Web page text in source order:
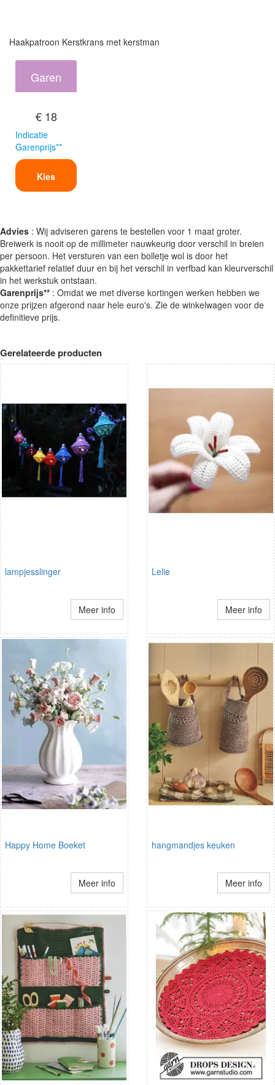
Haakpatroon Kerstkrans met kerstman
Garen
€ 18
Indicatie
Garenprijs**
Kies
Advies : Wij adviseren garens te bestellen voor 1 maat groter.
Breiwerk is nooit op de millimeter nauwkeurig door verschil in breien
per persoon. Het versturen van een bolletje wol is door het
pakkettarief relatief duur en bij het verschil in verfbad kan kleurverschil
in het werkstuk ontstaan.
Garenprijs** : Omdat we met diverse kortingen werken hebben we
onze prijzen afgerond naar hele euro's. Zie de winkelwagen voor de
definitieve prijs.
Gerelateerde producten
lampjesslinger
Meer info
Lelie
Meer info
Happy Home Boeket
Meer info
hangmandjes keuken
Meer info